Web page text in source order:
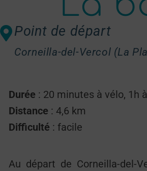
Point de départ
Corneilla-del-Vercol (La
Durée : 20 minutes à vélo, 1h
Distance : 4,6 km
Difficulté : facile
Au départ de Corneilla-del-